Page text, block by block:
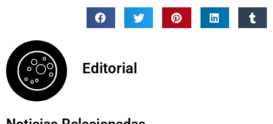
Editorial